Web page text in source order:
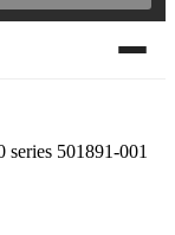
501891-001